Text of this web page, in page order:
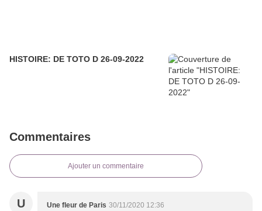
HISTOIRE: DE TOTO D 26-09-2022
Commentaires
Ajouter un commentaire
U Une fleur de Paris 30/11/2020 12:36